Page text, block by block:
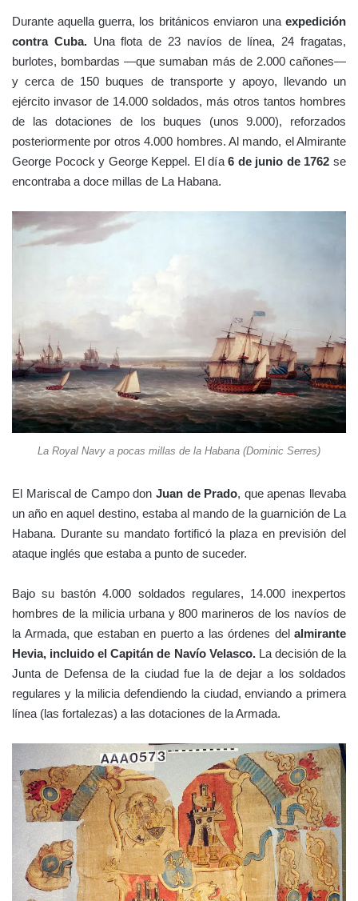
Durante aquella guerra, los británicos enviaron una expedición
contra Cuba. Una flota de 23 navíos de línea, 24 fragatas,
burlotes, bombardas —que sumaban más de 2.000 cañones—
y cerca de 150 buques de transporte y apoyo, llevando un
ejército invasor de 14.000 soldados, más otros tantos hombres
de las dotaciones de los buques (unos 9.000), reforzados
posteriormente por otros 4.000 hombres. Al mando, el Almirante
George Pocock y George Keppel. El día6 de junio de 1762 se
encontraba a doce millas de La Habana.
La Royal Navy a pocas millas de la Habana (Dominic Serres)
El Mariscal de Campo don Juan de Prado, que apenas llevaba
un año en aquel destino, estaba al mando de la guarnición de La
Habana. Durante su mandato fortificó la plaza en previsión del
ataque inglés que estaba a punto de suceder.
Bajo su bastón 4.000 soldados regulares, 14.000 inexpertos
hombres de la milicia urbana y 800 marineros de los navíos de
la Armada, que estaban en puerto a las órdenes del almirante
Hevia, incluido el Capitán de Navío Velasco. La decisión de la
Junta de Defensa de la ciudad fue la de dejar a los soldados
regulares y la milicia defendiendo la ciudad, enviando a primera
línea (las fortalezas) a las dotaciones de la Armada.